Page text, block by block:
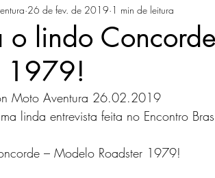
da Quarta Classificados
o lindo
1979!
26 de fev. de 2019 1 min de leitura
Moto Aventura 26.02.2019
linda entrevista feita no Encontro
– Modelo Roadster 1979!